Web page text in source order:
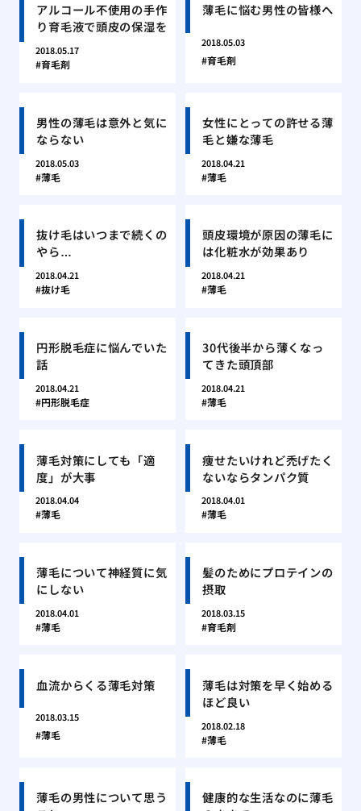
アルコール不使用の手作
り育毛液で頭皮の保湿を
2018.05.17
育毛剤
薄毛に悩む男性の皆様へ
2018.05.03
育毛剤
男性の薄毛は意外と気に
ならない
2018.05.03
薄毛
女性にとっての許せる薄
毛と嫌な薄毛
2018.04.21
薄毛
抜け毛はいつまで続くの
やら…
2018.04.21
抜け毛
頭皮環境が原因の薄毛に
は化粧水が効果あり
2018.04.21
薄毛
円形脱毛症に悩んでいた
話
2018.04.21
円形脱毛症
30代後半から薄くなっ
てきた頭頂部
2018.04.21
薄毛
薄毛対策にしても「適
度」が大事
2018.04.04
薄毛
痩せたいけれど禿げたく
ないならタンパク質
2018.04.01
薄毛
薄毛について神経質に気
にしない
2018.04.01
薄毛
髪のためにプロテインの
摂取
2018.03.15
育毛剤
血流からくる薄毛対策
2018.03.15
薄毛
薄毛は対策を早く始める
ほど良い
2018.02.18
薄毛
薄毛の男性について思う
健康的な生活なのに薄毛